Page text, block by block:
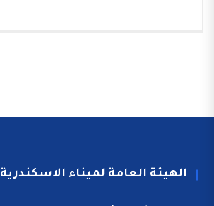
الهيئة العامة لميناء الاسكندرية